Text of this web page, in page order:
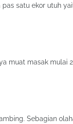
satu ekor utuh
muat masak mulai
Sebagian